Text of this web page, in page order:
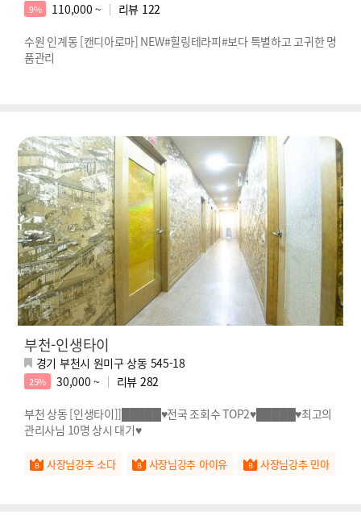
9% 110,000 ~ 리뷰 122
수원 인계동 [캔디아로마] NEW#힐링테라피#보다 특별하고 고귀한 명
품관리
부천-인생타이
경기 부천시 원미구 상동 545-18
25% 30,000 ~ 리뷰 282
부천 상동 [인생타이]]█████♥전국 조회수 TOP2♥█████♥최고의
관리사님 10명 상시 대기♥
사장님강추 소다 사장님강추 아이유 사장님강추 민아